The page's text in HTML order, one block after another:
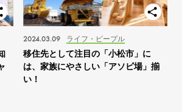
ライフ・ピープル
2024.03.09
移住先として注目の「小松市」に
は、家族にやさしい「アソビ場」揃
い！